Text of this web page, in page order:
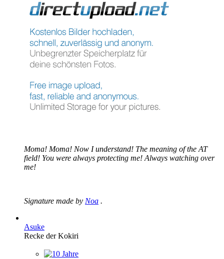
Moma! Moma! Now I understand! The meaning of the AT
field! You were always protecting me! Always watching over
me!
Signature made by Noa .
Asuke
Recke der Kokiri